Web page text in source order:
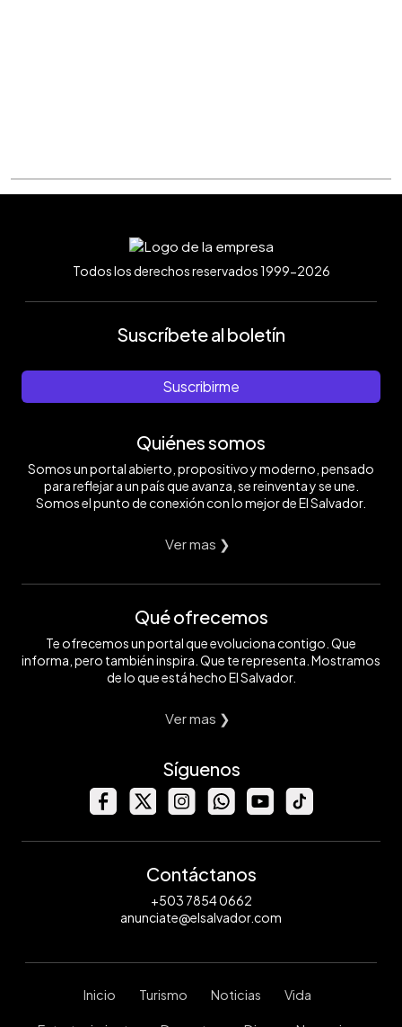
Todos los derechos reservados 1999-2026
Suscríbete al boletín
Suscribirme
Quiénes somos
Somos un portal abierto, propositivo y moderno, pensado
para reflejar a un país que avanza, se reinventa y se une.
Somos el punto de conexión con lo mejor de El Salvador.
Ver mas ❯
Qué ofrecemos
Te ofrecemos un portal que evoluciona contigo. Que
informa, pero también inspira. Que te representa. Mostramos
de lo que está hecho El Salvador.
Ver mas ❯
Síguenos
Contáctanos
+503 7854 0662
anunciate@elsalvador.com
Inicio Turismo Noticias Vida